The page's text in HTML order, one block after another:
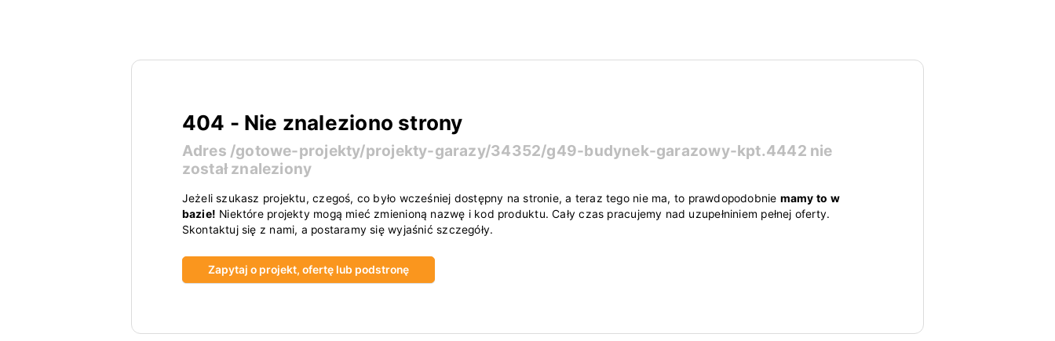
404 - Nie znaleziono strony
Adres /gotowe-projekty/projekty-garazy/34352/g49-budynek-garazowy-kpt.4442 nie
został znaleziony
Jeżeli szukasz projektu, czegoś, co było wcześniej dostępny na stronie, a teraz tego nie ma, to prawdopodobnie mamy to w
bazie! Niektóre projekty mogą mieć zmienioną nazwę i kod produktu. Cały czas pracujemy nad uzupełniniem pełnej oferty.
Skontaktuj się z nami, a postaramy się wyjaśnić szczegóły.
Zapytaj o projekt, ofertę lub podstronę